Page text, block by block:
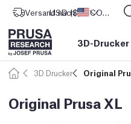
Versand nach Vereinigte
USD ($) CORE One L: Jetzt auf Lager!
3D-Drucker
3D Drucker Original
Original Prusa XL